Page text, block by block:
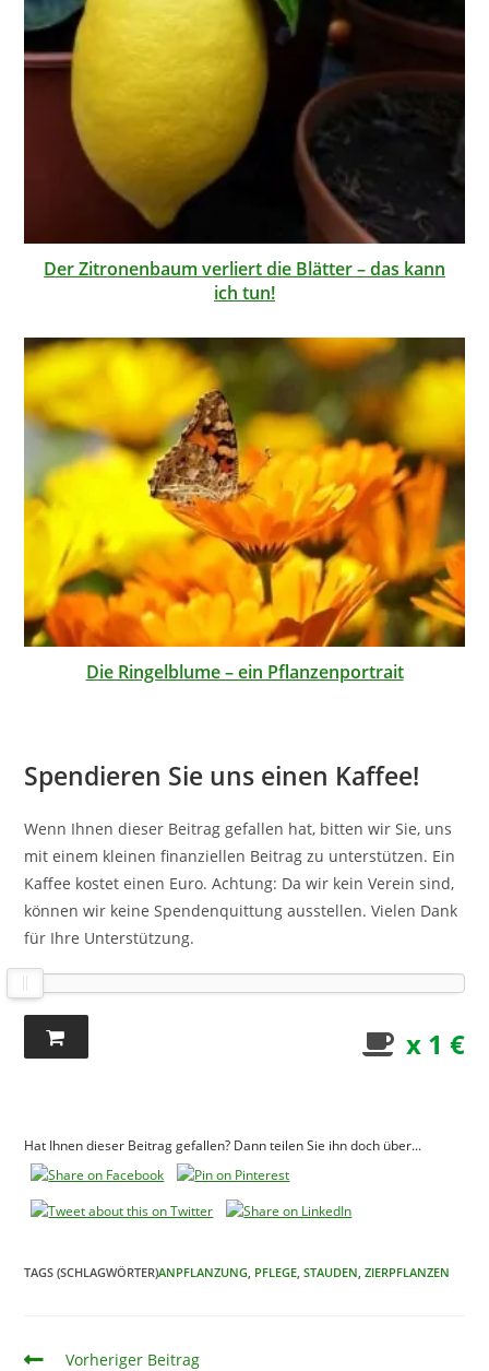
Der Zitronenbaum verliert die Blätter – das kann
ich tun!
Die Ringelblume – ein Pflanzenportrait
Spendieren Sie uns einen Kaffee!
Wenn Ihnen dieser Beitrag gefallen hat, bitten wir Sie, uns
mit einem kleinen finanziellen Beitrag zu unterstützen. Ein
Kaffee kostet einen Euro. Achtung: Da wir kein Verein sind,
können wir keine Spendenquittung ausstellen. Vielen Dank
für Ihre Unterstützung.
x 1 €
Hat Ihnen dieser Beitrag gefallen? Dann teilen Sie ihn doch über...
TAGS (SCHLAGWÖRTER)ANPFLANZUNG PFLEGE STAUDEN ZIERPFLANZEN
ArtikelVorheriger Beitrag